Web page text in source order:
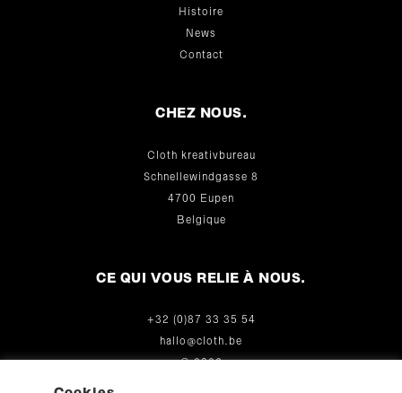
Histoire
News
Contact
CHEZ NOUS.
Cloth kreativbureau
Schnellewindgasse 8
4700 Eupen
Belgique
CE QUI VOUS RELIE À NOUS.
+32 (0)87 33 35 54
hallo@cloth.be
© 2026